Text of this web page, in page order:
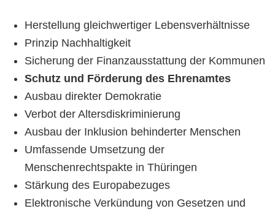
Herstellung gleichwertiger Lebensverhältnisse
Prinzip Nachhaltigkeit
Sicherung der Finanzausstattung der Kommunen
Schutz und Förderung des Ehrenamtes
Ausbau direkter Demokratie
Verbot der Altersdiskriminierung
Ausbau der Inklusion behinderter Menschen
Umfassende Umsetzung der
Menschenrechtspakte in Thüringen
Stärkung des Europabezuges
Elektronische Verkündung von Gesetzen und